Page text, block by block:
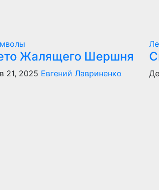
Жалящего Шершня
21, 2025 Евгений Лавриненко